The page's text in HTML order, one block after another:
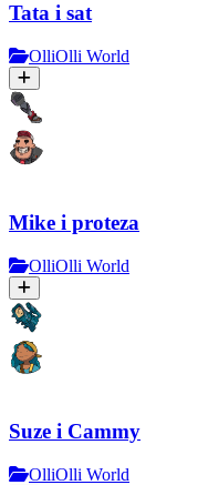
Tata i sat
OlliOlli World
Mike i proteza
OlliOlli World
Suze i Cammy
OlliOlli World